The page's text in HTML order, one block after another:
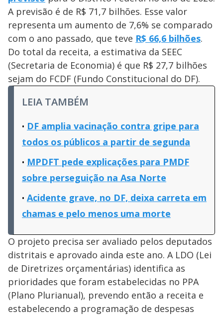
A previsão é de R$ 71,7 bilhões. Esse valor
representa um aumento de 7,6% se comparado
com o ano passado, que teve R$ 66,6 bilhões.
Do total da receita, a estimativa da SEEC
(Secretaria de Economia) é que R$ 27,7 bilhões
sejam do FCDF (Fundo Constitucional do DF).
LEIA TAMBÉM
DF amplia vacinação contra gripe para
todos os públicos a partir de segunda
MPDFT pede explicações para PMDF
sobre perseguição na Asa Norte
Acidente grave, no DF, deixa carreta em
chamas e pelo menos uma morte
O projeto precisa ser avaliado pelos deputados
distritais e aprovado ainda este ano. A LDO (Lei
de Diretrizes orçamentárias) identifica as
prioridades que foram estabelecidas no PPA
(Plano Plurianual), prevendo então a receita e
estabelecendo a programação de despesas